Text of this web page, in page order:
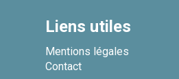
Liens utiles
Mentions légales
Contact